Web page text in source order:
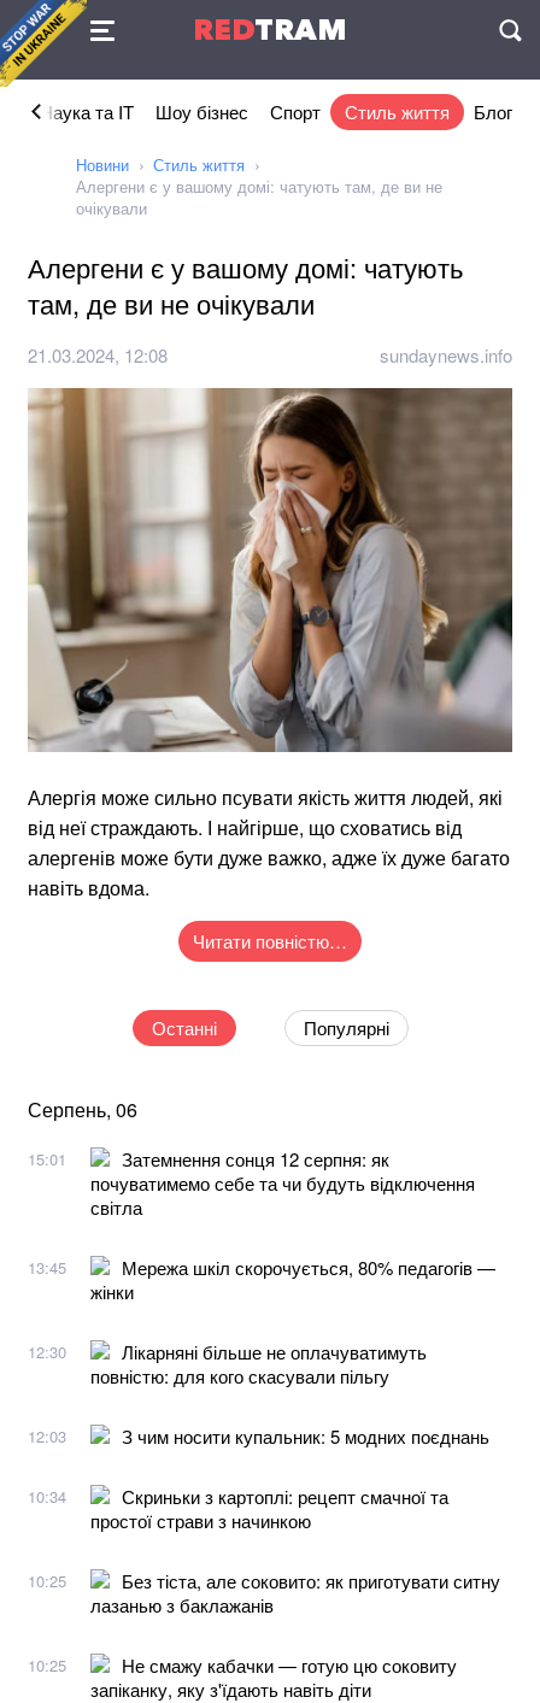
REDTRAM
Угода
Наука та IT Шоу бізнес Спорт Стиль життя Блог
Новини
Стиль життя
Алергени є у вашому домі: чатують там, де ви не
очікували
Алергени є у вашому домі: чатують
там, де ви не очікували
21.03.2024, 12:08 sundaynews.info
Алергія може сильно псувати якість життя людей, які
від неї страждають. І найгірше, що сховатись від
алергенів може бути дуже важко, адже їх дуже багато
навіть вдома.
Читати повністю…
Останні Популярні
Серпень, 06
15:01
Затемнення сонця 12 серпня: як
почуватимемо себе та чи будуть відключення
світла
13:45
Мережа шкіл скорочується, 80% педагогів —
жінки
12:30
Лікарняні більше не оплачуватимуть
повністю: для кого скасували пільгу
12:03 З чим носити купальник: 5 модних поєднань
10:34
Скриньки з картоплі: рецепт смачної та
простої страви з начинкою
10:25
Без тіста, але соковито: як приготувати ситну
лазанью з баклажанів
10:25
Не смажу кабачки — готую цю соковиту
запіканку, яку з'їдають навіть діти